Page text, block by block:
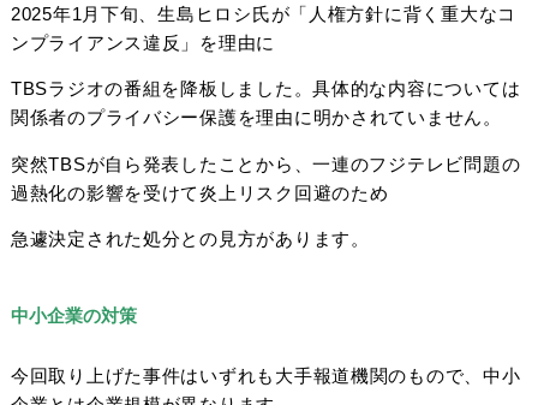
2025年1月下旬、生島ヒロシ氏が「人権方針に背く重大なコ
ンプライアンス違反」を理由に
TBSラジオの番組を降板しました。具体的な内容については
関係者のプライバシー保護を理由に明かされていません。
突然TBSが自ら発表したことから、一連のフジテレビ問題の
過熱化の影響を受けて炎上リスク回避のため
急遽決定された処分との見方があります。
中小企業の対策
今回取り上げた事件はいずれも大手報道機関のもので、中小